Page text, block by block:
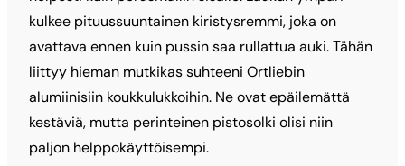
kulkee pituussuuntainen kiristysremmi, joka on
avattava ennen kuin pussin saa rullattua auki. Tähän
liittyy hieman mutkikas suhteeni Ortliebin
alumiinisiin koukkulukkoihin. Ne ovat epäilemättä
kestäviä, mutta perinteinen pistosolki olisi niin
paljon helppokäyttöisempi.